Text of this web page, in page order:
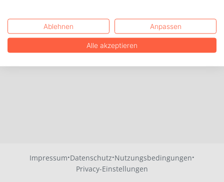
Impressum·Datenschutz·Nutzungsbedingungen·
Privacy-Einstellungen
Ablehnen Anpassen
Alle akzeptieren